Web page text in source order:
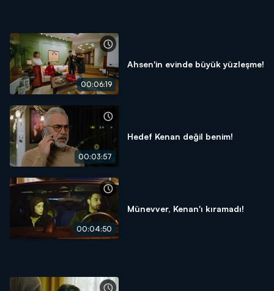
00:06:19
Ahsen'in evinde büyük yüzleşme!
00:03:57
Hedef Kenan değil benim!
00:04:50
Münevver, Kenan'ı kıramadı!